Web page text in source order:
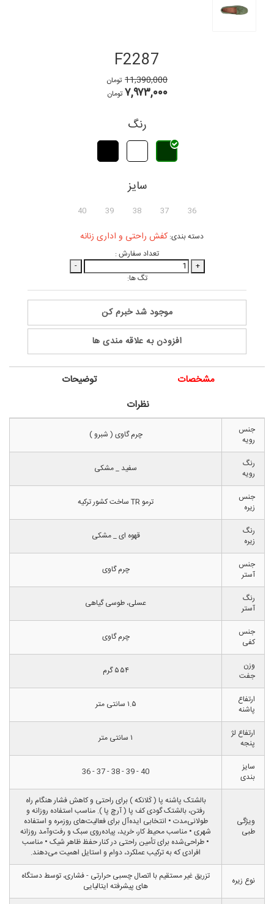
F2287
11,390,000 تومان
۷,۹۷۳,۰۰۰ تومان
رنگ
سایز
36
37
38
39
40
دسته بندی:کفش راحتی و اداری زنانه
تعداد سفارش :
+
-
تگ ها:
موجود شد خبرم کن
افزودن به علاقه مندی ها
مشخصات
توضیحات
نظرات
جنس
رویه
چرم گاوی ( شبرو )
رنگ
رویه
سفید _ مشکی
جنس
زیره
ترمو TR ساخت کشور ترکیه
رنگ
زیره
قهوه ای _ مشکی
جنس
آستر
چرم گاوی
رنگ
آستر
عسلی، طوسی گیاهی
جنس
کفی
چرم گاوی
وزن
جفت
۵۵۴ گرم
ارتفاع
پاشنه
۱.۵ سانتی متر
ارتفاع لژ
پنجه
۱ سانتی متر
سایز
بندی
40 - 39 - 38 - 37 - 36
ویژگی
طبی
بالشتک پاشنه پا ( کَلانکه ) برای راحتی و کاهش فشار هنگام راه
رفتن، بالشتک گودی کف پا ( آرچ پا ). مناسب استفاده روزانه و
طولانی‌مدت • انتخابی ایده‌آل برای فعالیت‌های روزمره و استفاده
شهری • مناسب محیط کار، خرید، پیاده‌روی سبک و رفت‌وآمد روزانه
• طراحی‌شده برای تأمین راحتی در کنار حفظ ظاهر شیک • مناسب
افرادی که به ترکیب عملکرد، دوام و استایل اهمیت می‌دهند.
نوع زیره
تزریق غیر مستقیم با اتصال چسبی حرارتی - فشاری، توسط دستگاه
های پیشرفته ایتالیایی